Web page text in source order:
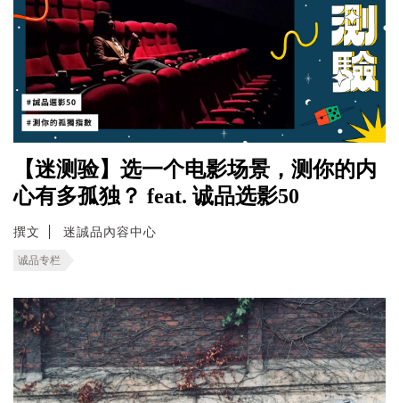
【迷测验】选一个电影场景，测你的内
心有多孤独？ feat. 诚品选影50
撰文 迷誠品內容中心
诚品专栏